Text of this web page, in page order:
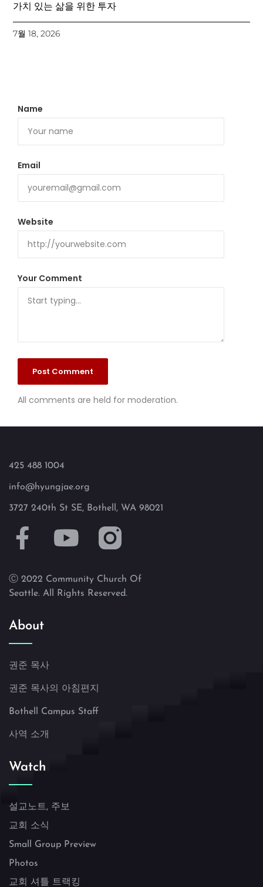
가치 있는 삶을 위한 투자
7월 18, 2026
Your Comment
All comments are held for moderation.
Name
Email
Website
425 488 1004
info@hyungjae.org
3727 240th St SE, Bothell, WA 98021
Ⓒ 2022 Community Church Of
Seattle. All Rights Reserved.
About
권준 목사
권준 목사의 아침편지
Bothell Campus Staff
사역 소개
Watch
설교노트, 주보
교회 소식
Small Group Preview
Photos
교회 셔틀 트랙킹